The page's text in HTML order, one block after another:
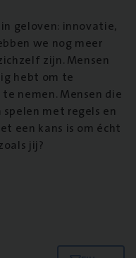
geloven: innovatie,
we nog meer
zijn. Mensen
hebt om te
nemen. Mensen die
met regels en
een kans is om écht
jij?